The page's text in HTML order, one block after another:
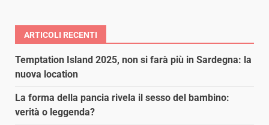
ARTICOLI RECENTI
Temptation Island 2025, non si farà più in Sardegna: la
nuova location
La forma della pancia rivela il sesso del bambino:
verità o leggenda?